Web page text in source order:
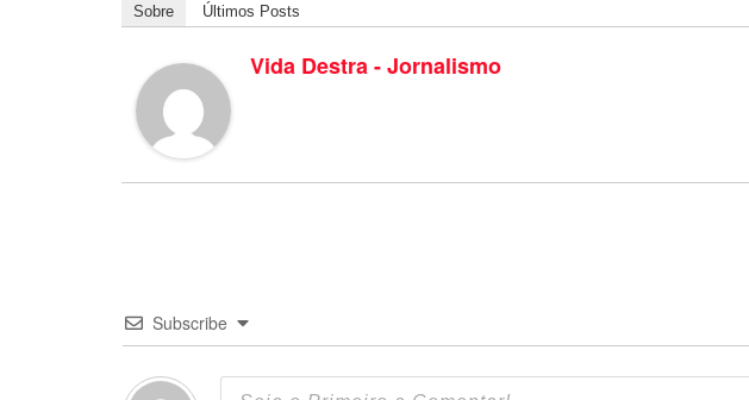
Sobre Últimos Posts
Vida Destra - Jornalismo
Subscribe